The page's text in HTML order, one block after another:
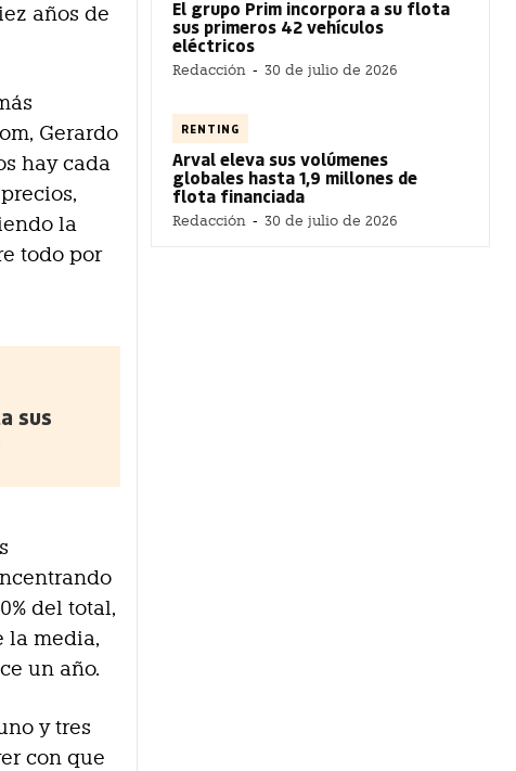
años de
Gerardo
hay cada
la
todo por
sus
del total,
la media,
un año.
y tres
con que
El grupo Prim incorpora a su flota
sus primeros 42 vehículos
eléctricos
Redacción - 30 de julio de 2026
RENTING
Arval eleva sus volúmenes
globales hasta 1,9 millones de
flota financiada
Redacción - 30 de julio de 2026